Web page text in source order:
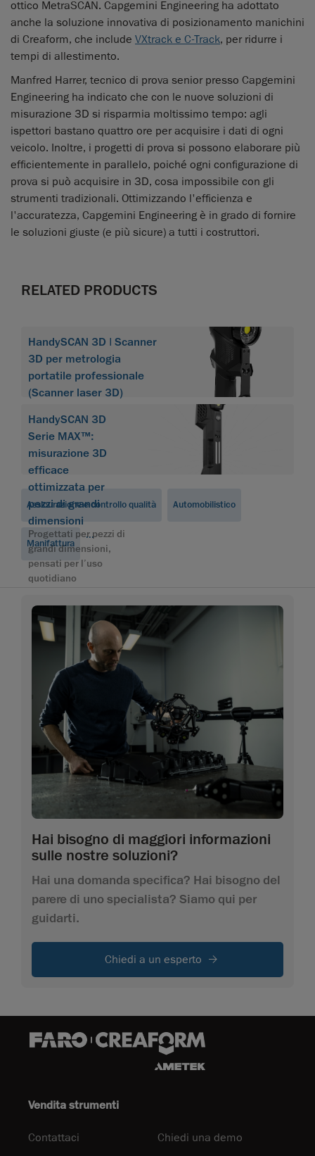
ottico MetraSCAN. Capgemini Engineering ha adottato
anche la soluzione innovativa di posizionamento manichini
di Creaform, che include VXtrack e C-Track, per ridurre i
tempi di allestimento.
Manfred Harrer, tecnico di prova senior presso Capgemini
Engineering ha indicato che con le nuove soluzioni di
misurazione 3D si risparmia moltissimo tempo: agli
ispettori bastano quattro ore per acquisire i dati di ogni
veicolo. Inoltre, i progetti di prova si possono elaborare più
efficientemente in parallelo, poiché ogni configurazione di
prova si può acquisire in 3D, cosa impossibile con gli
strumenti tradizionali. Ottimizzando l'efficienza e
l'accuratezza, Capgemini Engineering è in grado di fornire
le soluzioni giuste (e più sicure) a tutti i costruttori.
RELATED PRODUCTS
HandySCAN 3D | Scanner
3D per metrologia
portatile professionale
(Scanner laser 3D)
HandySCAN 3D
Serie MAX™:
misurazione 3D
efficace
ottimizzata per
pezzi di grandi
dimensioni
Progettati per pezzi di
grandi dimensioni,
pensati per l’uso
quotidiano
Assicurazione e controllo qualità Automobilistico
Manifattura
...
Hai bisogno di maggiori informazioni
sulle nostre soluzioni?
Hai una domanda specifica? Hai bisogno del
parere di uno specialista? Siamo qui per
guidarti.
Chiedi a un esperto
Vendita strumenti
Contattaci Chiedi una demo